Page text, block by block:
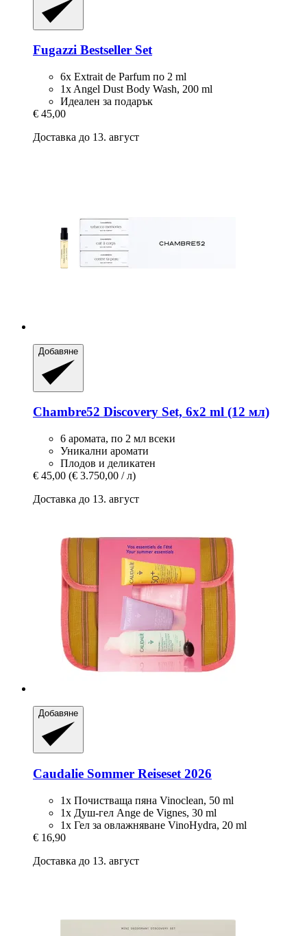
Fugazzi Bestseller Set
6x Extrait de Parfum по 2 ml
1x Angel Dust Body Wash, 200 ml
Идеален за подарък
€ 45,00
Доставка до 13. август
Добавяне
Chambre52 Discovery Set, 6x2 ml (12 мл)
6 аромата, по 2 мл всеки
Уникални аромати
Плодов и деликатен
€ 45,00 (€ 3.750,00 / л)
Доставка до 13. август
Добавяне
Caudalie Sommer Reiseset 2026
1x Почистваща пяна Vinoclean, 50 ml
1x Душ-гел Ange de Vignes, 30 ml
1x Гел за овлажняване VinoHydra, 20 ml
€ 16,90
Доставка до 13. август